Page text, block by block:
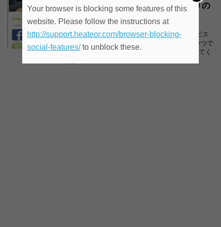
cocopoをいつでもスマホに！アプリの
ようなスマホサイト「すまっぽん」
cocopoでは、スマホアプリのようなWEBサービス
「すまっぽん」を用意しています。cocopoにいつで
もアクセスできるようにスマホ画面に登録をしてく
Your browser is blocking some features of this
website. Please follow the instructions at
http://support.heateor.com/browser-blocking-
social-features/to unblock these.